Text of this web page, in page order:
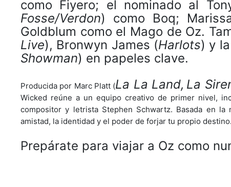
como Fiyero; el nominado al
Fosse/Verdon) como Boq;
Goldblum como el Mago de Oz.
Live), Bronwyn James (Harlots) y
Showman) en papeles clave.
Producida por Marc Platt (La La Land, La
Wicked reúne a un equipo creativo de primer nivel,
compositor y letrista Stephen Schwartz. Basada en
amistad, la identidad y el poder de forjar tu propio destino.
Prepárate para viajar a Oz como